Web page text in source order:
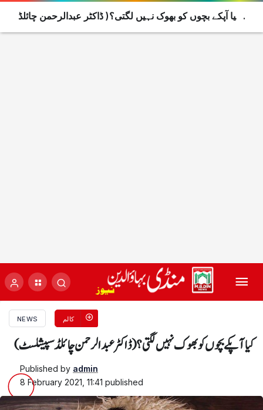
NEWS کالم
کیا آپکے بچوں کو بھوک نہیں لگتی؟( ڈاکٹر عبدالرحمن چائلڈ سپیشلسٹ)
Published by admin
8 February 2021, 11:41 published
کیا آپکے بچوں کو بھوک نہیں لگتی؟( ڈاکٹر عبدالرحمن چائلڈ